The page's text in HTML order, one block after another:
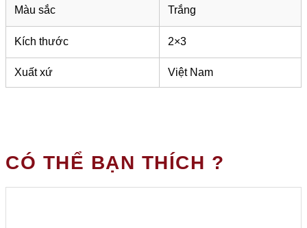
Màu sắc Trắng
Kích thước 2×3
Xuất xứ Việt Nam
CÓ THỂ BẠN THÍCH ?